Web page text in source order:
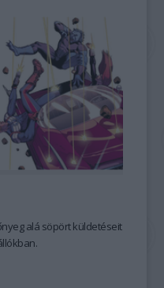
alá söpört küldetéseit
ban.